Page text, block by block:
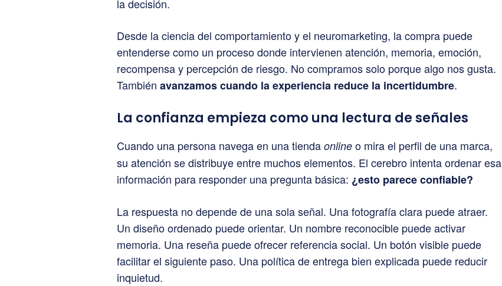
la decisión.
Desde la ciencia del comportamiento y el neuromarketing, la compra puede
entenderse como un proceso donde intervienen atención, memoria, emoción,
recompensa y percepción de riesgo. No compramos solo porque algo nos gusta.
También avanzamos cuando la experiencia reduce la incertidumbre.
La confianza empieza como una lectura de señales
Cuando una persona navega en una tienda online o mira el perfil de una marca,
su atención se distribuye entre muchos elementos. El cerebro intenta ordenar esa
información para responder una pregunta básica: ¿esto parece confiable?
La respuesta no depende de una sola señal. Una fotografía clara puede atraer.
Un diseño ordenado puede orientar. Un nombre reconocible puede activar
memoria. Una reseña puede ofrecer referencia social. Un botón visible puede
facilitar el siguiente paso. Una política de entrega bien explicada puede reducir
inquietud.